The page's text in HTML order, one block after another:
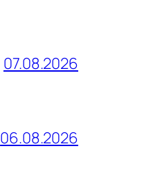
07.08.2026
06.08.2026